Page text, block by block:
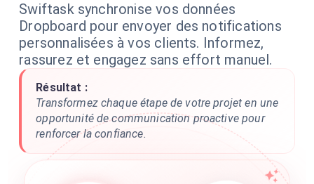
Swiftask synchronise vos données
Dropboard pour envoyer des notifications
personnalisées à vos clients. Informez,
rassurez et engagez sans effort manuel.
Résultat :
Transformez chaque étape de votre projet en une
opportunité de communication proactive pour
renforcer la confiance.